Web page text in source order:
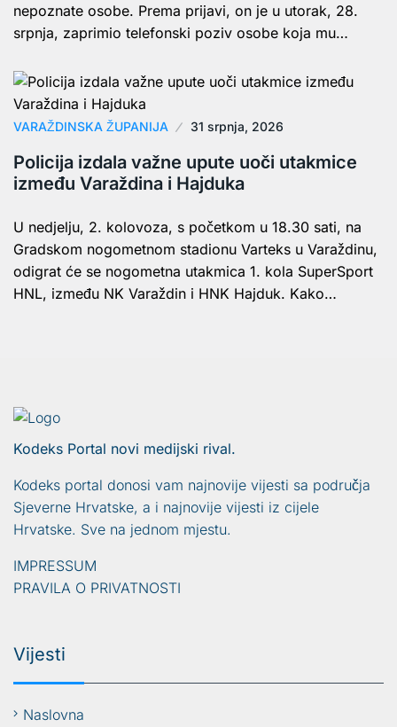
nepoznate osobe. Prema prijavi, on je u utorak, 28.
srpnja, zaprimio telefonski poziv osobe koja mu…
VARAŽDINSKA ŽUPANIJA 31 srpnja, 2026
Policija izdala važne upute uoči utakmice
između Varaždina i Hajduka
U nedjelju, 2. kolovoza, s početkom u 18.30 sati, na
Gradskom nogometnom stadionu Varteks u Varaždinu,
odigrat će se nogometna utakmica 1. kola SuperSport
HNL, između NK Varaždin i HNK Hajduk. Kako…
Kodeks Portal novi medijski rival.
Kodeks portal donosi vam najnovije vijesti sa područja
Sjeverne Hrvatske, a i najnovije vijesti iz cijele
Hrvatske. Sve na jednom mjestu.
IMPRESSUM
PRAVILA O PRIVATNOSTI
Vijesti
Naslovna